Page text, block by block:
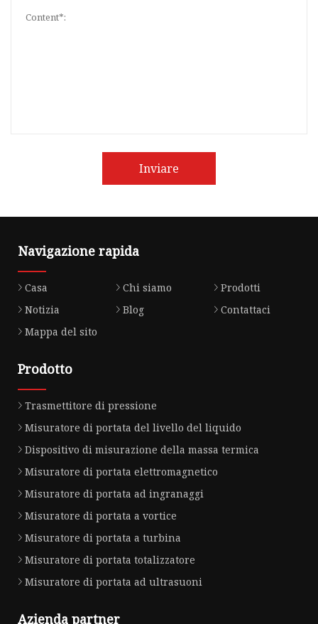
Inviare
Navigazione rapida
Casa Chi siamo
Prodotti
Notizia
Blog
Contattaci
Mappa del sito
Prodotto
Trasmettitore di pressione
Misuratore di portata del livello del liquido
Dispositivo di misurazione della massa termica
Misuratore di portata elettromagnetico
Misuratore di portata ad ingranaggi
Misuratore di portata a vortice
Misuratore di portata a turbina
Misuratore di portata totalizzatore
Misuratore di portata ad ultrasuoni
Azienda partner